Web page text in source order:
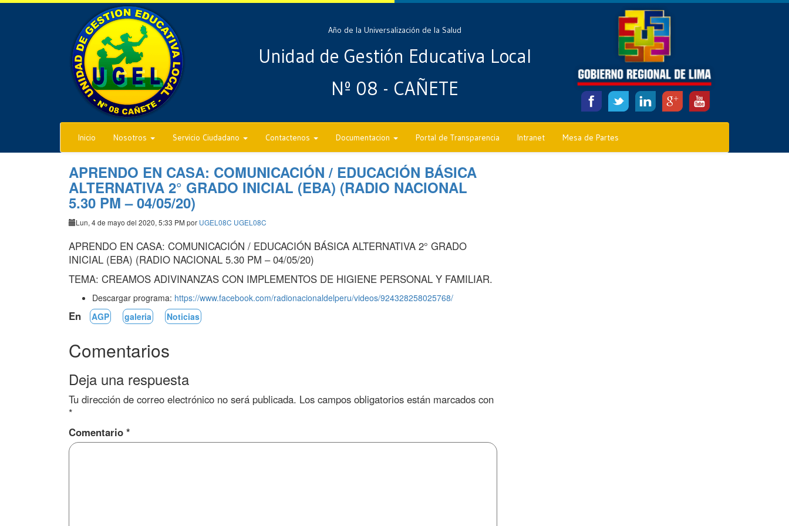
Año de la Universalización de la Salud
Unidad de Gestión Educativa Local
Nº 08 - CAÑETE
Inicio Nosotros Servicio Ciudadano Contactenos Documentacion Portal de Transparencia Intranet Mesa de Partes
APRENDO EN CASA: COMUNICACIÓN / EDUCACIÓN BÁSICA
ALTERNATIVA 2° GRADO INICIAL (EBA) (RADIO NACIONAL
5.30 PM – 04/05/20)
Lun, 4 de mayo del 2020, 5:33 PM por UGEL08C UGEL08C
APRENDO EN CASA: COMUNICACIÓN / EDUCACIÓN BÁSICA ALTERNATIVA 2° GRADO
INICIAL (EBA) (RADIO NACIONAL 5.30 PM – 04/05/20)
TEMA: CREAMOS ADIVINANZAS CON IMPLEMENTOS DE HIGIENE PERSONAL Y FAMILIAR.
Descargar programa: https://www.facebook.com/radionacionaldelperu/videos/924328258025768/
En AGP galeria Noticias
Comentarios
Deja una respuesta
Tu dirección de correo electrónico no será publicada. Los campos obligatorios están marcados con
*
Comentario *